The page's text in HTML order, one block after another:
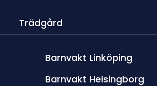
Trädgård
Barnvakt Linköping
Barnvakt Helsingborg